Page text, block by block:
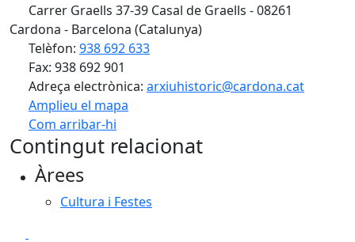
Carrer Graells 37-39 Casal de Graells - 08261
Cardona - Barcelona (Catalunya)
Telèfon: 938 692 633
Fax: 938 692 901
Adreça electrònica: arxiuhistoric@cardona.cat
Amplieu el mapa
Com arribar-hi
+
−
Contingut relacionat
Àrees
Cultura i Festes